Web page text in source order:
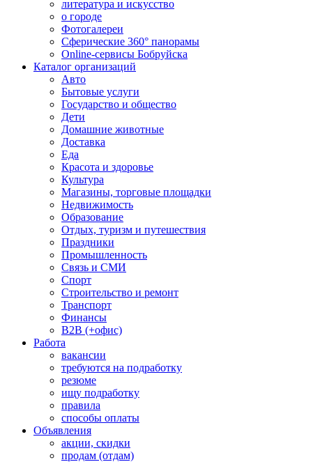
литература и искусство
о городе
Фотогалереи
Сферические 360° панорамы
Online-сервисы Бобруйска
Каталог организаций
Авто
Бытовые услуги
Государство и общество
Дети
Домашние животные
Доставка
Еда
Красота и здоровье
Культура
Магазины, торговые площадки
Недвижимость
Образование
Отдых, туризм и путешествия
Праздники
Промышленность
Связь и СМИ
Спорт
Строительство и ремонт
Транспорт
Финансы
B2B (+офис)
Работа
вакансии
требуются на подработку
резюме
ищу подработку
правила
способы оплаты
Объявления
акции, скидки
продам (отдам)